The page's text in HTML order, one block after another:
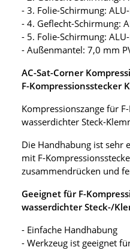
- 3. Folie-Schirmung:
- 4. Geflecht-Schirmung:
- 5. Folie-Schirmung:
- Außenmantel: 7,0 mm
AC-Sat-Corner
F-Kompressionsstecker
Kompressionszange für
wasserdichter Steck-
Die Handhabung ist sehr
mit F-
zusammendrücken und
Geeignet für F-
wasserdichter Steck-/
- Einfache Handhabung
- Werkzeug ist geeignet